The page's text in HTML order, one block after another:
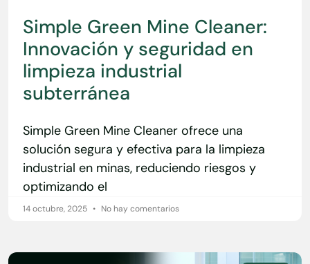
Simple Green Mine Cleaner:
Innovación y seguridad en
limpieza industrial
subterránea
Simple Green Mine Cleaner ofrece una
solución segura y efectiva para la limpieza
industrial en minas, reduciendo riesgos y
optimizando el
14 octubre, 2025 No hay comentarios